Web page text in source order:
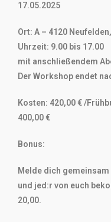
17.05.2025
Ort: A – 4120
Uhrzeit: 9.00 bis 17.00
mit anschließendem
Der Workshop endet
Kosten: 420,00 € /
400,00 €
Bonus:
Melde dich
und jed:r von euch
20,00.